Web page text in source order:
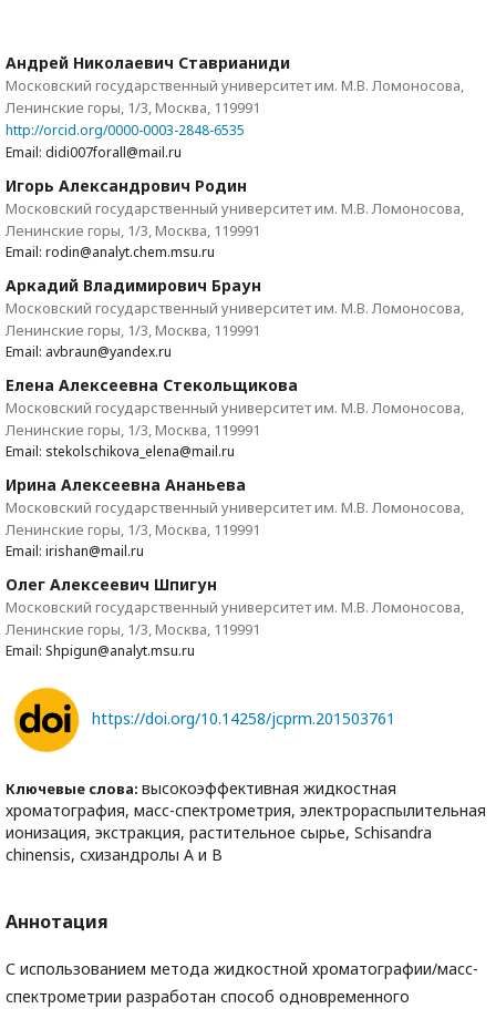
Андрей Николаевич Ставрианиди
Московский государственный университет им. М.В. Ломоносова,
Ленинские горы, 1/3, Москва, 119991
http://orcid.org/0000-0003-2848-6535
Email: didi007forall@mail.ru
Игорь Александрович Родин
Московский государственный университет им. М.В. Ломоносова,
Ленинские горы, 1/3, Москва, 119991
Email: rodin@analyt.chem.msu.ru
Аркадий Владимирович Браун
Московский государственный университет им. М.В. Ломоносова,
Ленинские горы, 1/3, Москва, 119991
Email: avbraun@yandex.ru
Елена Алексеевна Стекольщикова
Московский государственный университет им. М.В. Ломоносова,
Ленинские горы, 1/3, Москва, 119991
Email: stekolschikova_elena@mail.ru
Ирина Алексеевна Ананьева
Московский государственный университет им. М.В. Ломоносова,
Ленинские горы, 1/3, Москва, 119991
Email: irishan@mail.ru
Олег Алексеевич Шпигун
Московский государственный университет им. М.В. Ломоносова,
Ленинские горы, 1/3, Москва, 119991
Email: Shpigun@analyt.msu.ru
https://doi.org/10.14258/jcprm.201503761
Ключевые слова: высокоэффективная жидкостная
хроматография, масс-спектрометрия, электрораспылительная
ионизация, экстракция, растительное сырье, Schisandra
chinensis, схизандролы A и B
Аннотация
С использованием метода жидкостной хроматографии/масс-
спектрометрии разработан способ одновременного